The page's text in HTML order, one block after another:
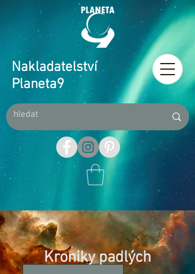
Nakladatelství
Planeta9
Kroniky padlých